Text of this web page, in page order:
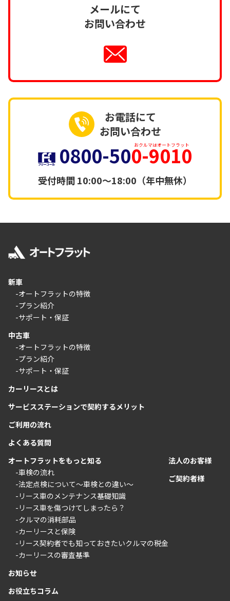
メールにて
お問い合わせ
お電話にて
お問い合わせ
0800-500-9010
おクルマはオートフラット
受付時間10:00～18:00（年中無休）
新車
-オートフラットの特徴
-プラン紹介
-サポート・保証
中古車
-オートフラットの特徴
-プラン紹介
-サポート・保証
カーリースとは
サービスステーションで契約するメリット
ご利用の流れ
よくある質問
オートフラットをもっと知る
-車検の流れ
-法定点検について〜車検との違い〜
-リース車のメンテナンス基礎知識
-リース車を傷つけてしまったら？
-クルマの消耗部品
-カーリースと保険
-リース契約者でも知っておきたいクルマの税金
-カーリースの審査基準
お知らせ
お役立ちコラム
法人のお客様
ご契約者様